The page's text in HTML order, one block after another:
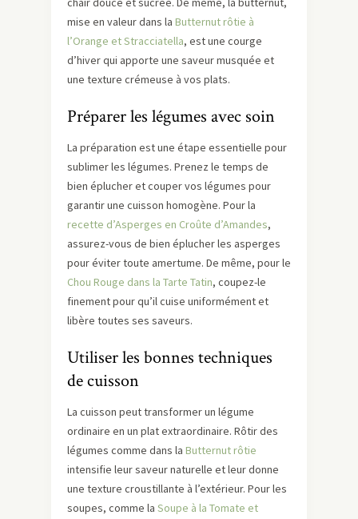
mise en valeur dans la Butternut rôtie à
l’Orange et Stracciatella, est une courge
d’hiver qui apporte une saveur musquée et
une texture crémeuse à vos plats.
Préparer les légumes avec soin
La préparation est une étape essentielle pour
sublimer les légumes. Prenez le temps de
bien éplucher et couper vos légumes pour
garantir une cuisson homogène. Pour la
recette d’Asperges en Croûte d’Amandes,
assurez-vous de bien éplucher les asperges
pour éviter toute amertume. De même, pour le
Chou Rouge dans la Tarte Tatin, coupez-le
finement pour qu’il cuise uniformément et
libère toutes ses saveurs.
Utiliser les bonnes techniques
de cuisson
La cuisson peut transformer un légume
ordinaire en un plat extraordinaire. Rôtir des
légumes comme dans la Butternut rôtie
intensifie leur saveur naturelle et leur donne
une texture croustillante à l’extérieur. Pour les
soupes, comme la Soupe à la Tomate et